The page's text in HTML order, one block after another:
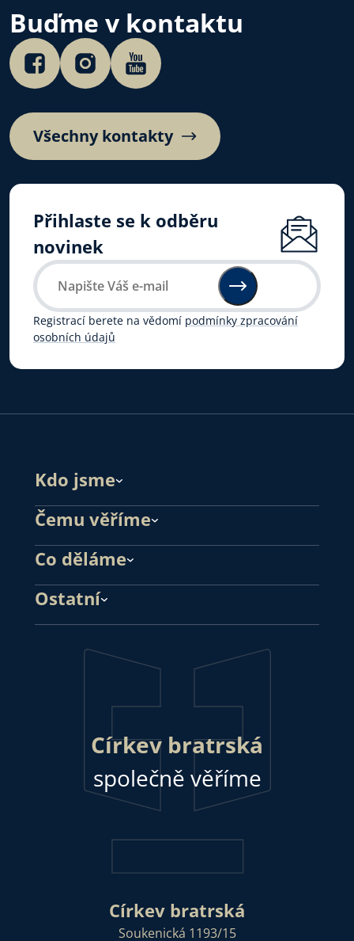
Buďme v kontaktu
Všechny kontakty
Přihlaste se k odběru
novinek
Registrací berete na vědomí podmínky zpracování
osobních údajů
Kdo jsme
Čemu věříme
Co děláme
Ostatní
Církev bratrská
společně věříme
Církev bratrská
Soukenická 1193/15